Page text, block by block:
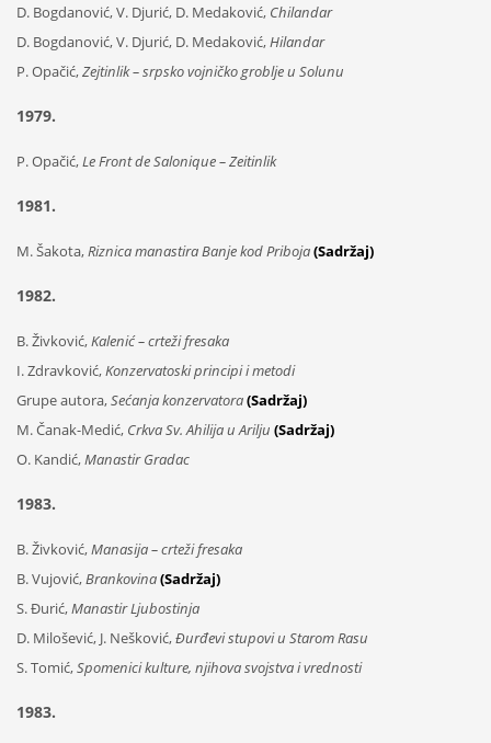
D. Bogdanović, V. Djurić, D. Medaković, Chilandar
D. Bogdanović, V. Djurić, D. Medaković,Hilandar
P. Opačić,Zejtinlik – srpsko vojničko groblje u Solunu
1979.
P. Opačić,Le Front de Salonique – Zeitinlik
1981.
M. Šakota,Riznica manastira Banje kod Priboja(Sadržaj)
1982.
B. Živković,Kalenić – crteži fresaka
I. Zdravković,Konzervatoski principi i metodi
Grupe autora,Sećanja konzervatora(Sadržaj)
M. Čanak-Medić, Crkva Sv. Ahilija u Arilju (Sadržaj)
O. Kandić,Manastir Gradac
1983.
B. Živković,Manasija – crteži fresaka
B. Vujović,Brankovina(Sadržaj)
S. Đurić,Manastir Ljubostinja
D. Milošević, J. Nešković,Đurđevi stupovi u Starom Rasu
S. Tomić,Spomenici kulture, njihova svojstva i vrednosti
1983.